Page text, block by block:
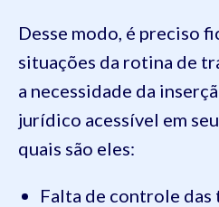
Desse modo, é preciso
situações da rotina de
a necessidade da
jurídico acessível em
quais são eles:
Falta de controle das